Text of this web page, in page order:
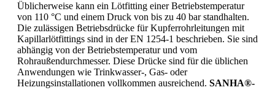
Üblicherweise kann ein Lötfitting einer Betriebstemperatur
von 110 °C und einem Druck von bis zu 40 bar standhalten.
Die zulässigen Betriebsdrücke für Kupferrohrleitungen mit
Kapillarlötfittings sind in der EN 1254-1 beschrieben. Sie sind
abhängig von der Betriebstemperatur und vom
Rohraußendurchmesser. Diese Drücke sind für die üblichen
Anwendungen wie Trinkwasser-, Gas- oder
Heizungsinstallationen vollkommen ausreichend. SANHA®-